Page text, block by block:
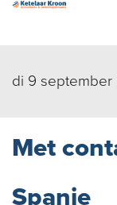
di 9 september
Met
Spanje